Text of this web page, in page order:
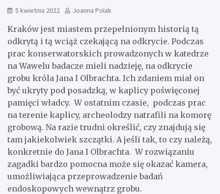
5 kwietnia 2022 Joanna Polak
Kraków jest miastem przepełnionym historią tą
odkrytą i tą wciąż czekającą na odkrycie. Podczas
prac konserwatorskich prowadzonych w katedrze
na Wawelu badacze mieli nadzieję, na odkrycie
grobu króla Jana I Olbrachta. Ich zdaniem miał on
być ukryty pod posadzką, w kaplicy poświęconej
pamięci władcy. W ostatnim czasie, podczas prac
na terenie kaplicy, archeolodzy natrafili na komorę
grobową. Na razie trudni określić, czy znajdują się
tam jakiekolwiek szczątki. A jeśli tak, to czy należą,
konkretnie do Jana I Olbrachta. W rozwiązaniu
zagadki bardzo pomocna może się okazać kamera,
umożliwiająca przeprowadzenie badań
endoskopowych wewnątrz grobu.